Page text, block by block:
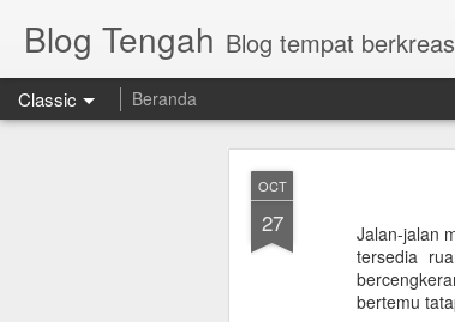
Blog Tengah Blog tempat
Classic Beranda
OCT
27
Jalan-jalan
tersedia
bertemu